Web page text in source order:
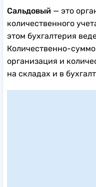
Сальдовый — это
количественного
этом бухгалтерия
Количественно-
организация и
на складах и в